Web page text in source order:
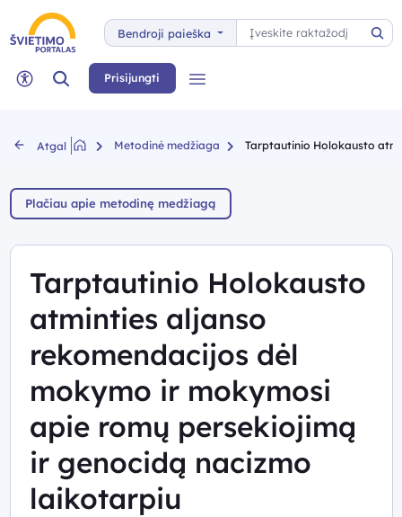
Bendroji paieška
Paieška
Neįgaliųjų rėžimas
Paieška Prisijungti
Atgal Metodinė medžiaga Tarptautinio Holokausto
Plačiau apie metodinę medžiagą
Tarptautinio Holokausto
atminties aljanso
rekomendacijos dėl
mokymo ir mokymosi
apie romų persekiojimą
ir genocidą nacizmo
laikotarpiu